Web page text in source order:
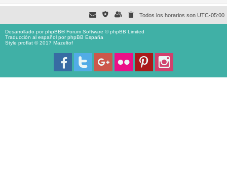
Todos los horarios son UTC-05:00
Desarrollado porphpBB® Forum Software © phpBB Limited
Traducción al español porphpBB España
Style proflat © 2017 Mazeltof